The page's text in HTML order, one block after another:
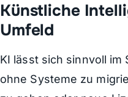
Künstliche
Umfeld
KI lässt sich sinnvoll
ohne Systeme zu